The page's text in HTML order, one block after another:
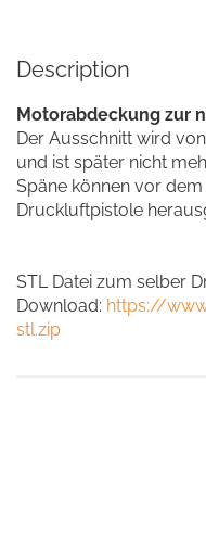
Description
Motorabdeckung zur
Der Ausschnitt wird
und ist später nicht
Späne können vor
Druckluftpistole
STL Datei zum selber
Download: https://
stl.zip